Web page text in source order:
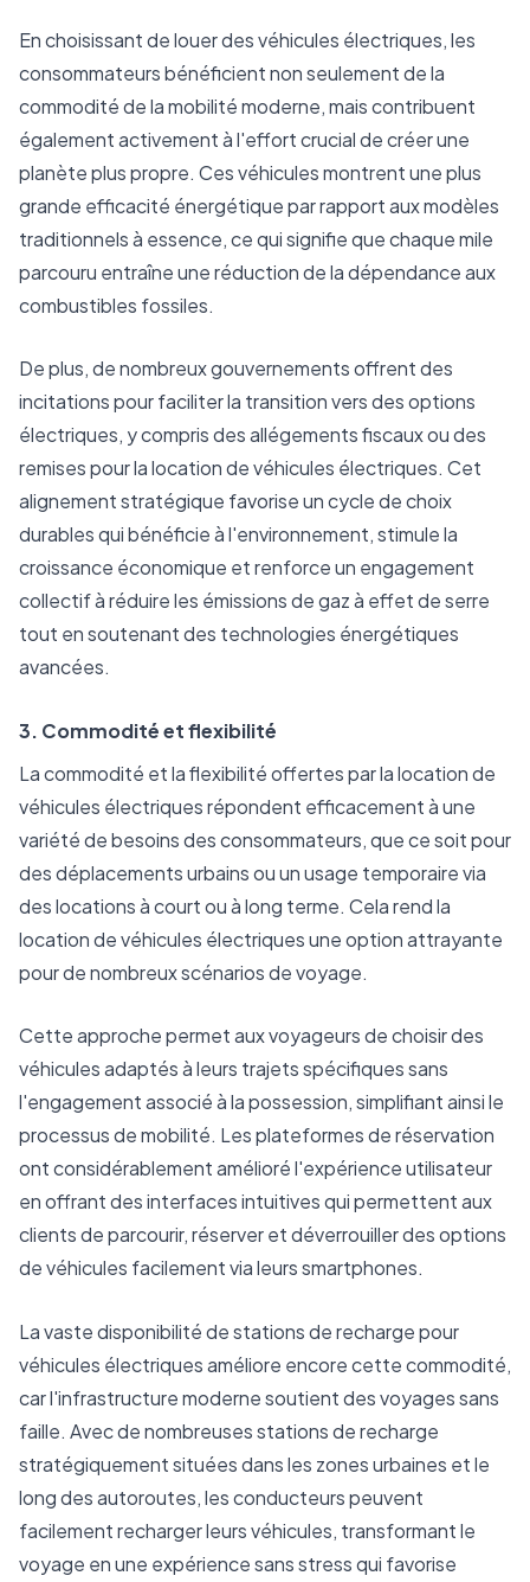
En choisissant de louer des véhicules électriques, les
consommateurs bénéficient non seulement de la
commodité de la mobilité moderne, mais contribuent
également activement à l'effort crucial de créer une
planète plus propre. Ces véhicules montrent une plus
grande efficacité énergétique par rapport aux modèles
traditionnels à essence, ce qui signifie que chaque mile
parcouru entraîne une réduction de la dépendance aux
combustibles fossiles.
De plus, de nombreux gouvernements offrent des
incitations pour faciliter la transition vers des options
électriques, y compris des allégements fiscaux ou des
remises pour la location de véhicules électriques. Cet
alignement stratégique favorise un cycle de choix
durables qui bénéficie à l'environnement, stimule la
croissance économique et renforce un engagement
collectif à réduire les émissions de gaz à effet de serre
tout en soutenant des technologies énergétiques
avancées.
3. Commodité et flexibilité
La commodité et la flexibilité offertes par la location de
véhicules électriques répondent efficacement à une
variété de besoins des consommateurs, que ce soit pour
des déplacements urbains ou un usage temporaire via
des locations à court ou à long terme. Cela rend la
location de véhicules électriques une option attrayante
pour de nombreux scénarios de voyage.
Cette approche permet aux voyageurs de choisir des
véhicules adaptés à leurs trajets spécifiques sans
l'engagement associé à la possession, simplifiant ainsi le
processus de mobilité. Les plateformes de réservation
ont considérablement amélioré l'expérience utilisateur
en offrant des interfaces intuitives qui permettent aux
clients de parcourir, réserver et déverrouiller des options
de véhicules facilement via leurs smartphones.
La vaste disponibilité de stations de recharge pour
véhicules électriques améliore encore cette commodité,
car l'infrastructure moderne soutient des voyages sans
faille. Avec de nombreuses stations de recharge
stratégiquement situées dans les zones urbaines et le
long des autoroutes, les conducteurs peuvent
facilement recharger leurs véhicules, transformant le
voyage en une expérience sans stress qui favorise